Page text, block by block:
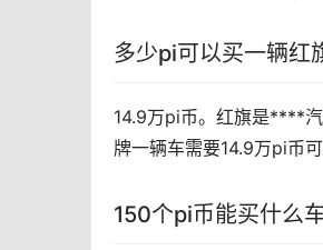
多少pi可以买一辆红
14.9万pi币。红旗是****
牌一辆车需要14.9万pi币
150个pi币能买什么车